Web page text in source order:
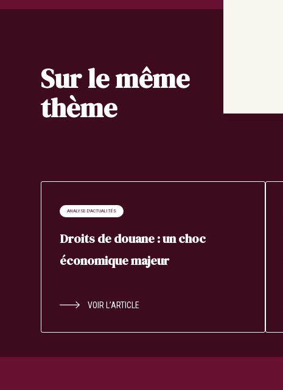
Sur le même
thème
ANALYSE D'ACTUALITÉS
Droits de douane : un choc
économique majeur
VOIR L’ARTICLE